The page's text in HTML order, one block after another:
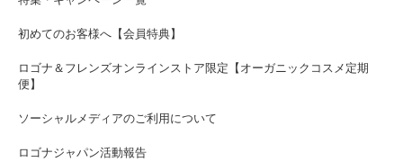
初めてのお客様へ【会員特典】
ロゴナ＆フレンズオンラインストア限定【オーガニックコスメ定期
便】
ソーシャルメディアのご利用について
ロゴナジャパン活動報告